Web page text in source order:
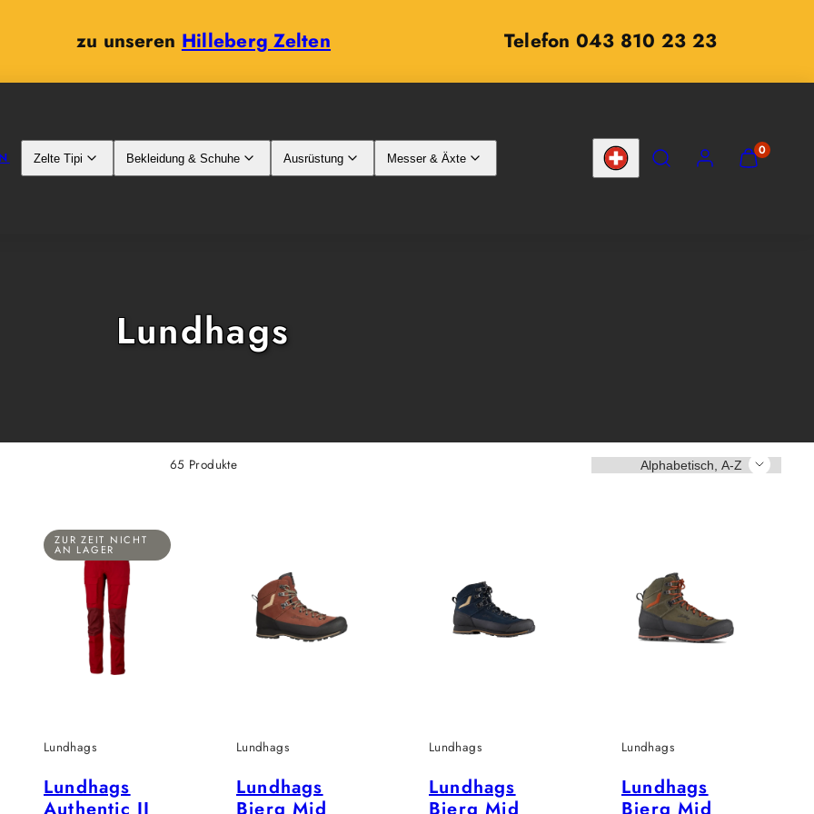
zu unseren Hilleberg Zelten Telefon 043 810 23 23
Zelte Tipi Bekleidung & Schuhe Ausrüstung Messer & Äxte Land/Region
SUCHEN
MEINEN
0
Lundhags
65 Produkte Sortieren
ZUR ZEIT NICHT
AN LAGER
Lundhags
Lundhags
Lundhags
Lundhags
Lundhags
Lundhags
Lundhags
Lundhags